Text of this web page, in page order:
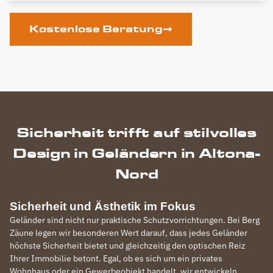
Kostenlose Beratung
Sicherheit trifft auf stilvolles
Design in Geländern in Altona-
Nord
Sicherheit und Ästhetik im Fokus
Geländer sind nicht nur praktische Schutzvorrichtungen. Bei Berg
Zäune legen wir besonderen Wert darauf, dass jedes Geländer
höchste Sicherheit bietet und gleichzeitig den optischen Reiz
Ihrer Immobilie betont. Egal, ob es sich um ein privates